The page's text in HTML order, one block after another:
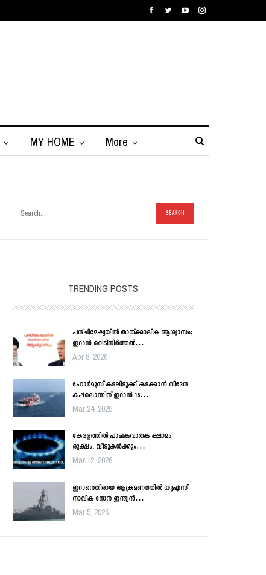
MY HOME More
TRENDING POSTS
പശ്ചിമേഷ്യയിൽ താത്ക്കാലിക ആശ്വാസം;
ഇറാൻ വെടിനിർത്തൽ…
Apr 8, 2026
ഹോർമൂസ് കടലിടുക്ക് കടക്കാൻ വിദേശ
കപ്പലൊന്നിന് ഇറാൻ 18…
Mar 24, 2026
കേരളത്തിൽ പാചകവാതക ക്ഷാമം
രൂക്ഷം: വീടുകൾക്കും…
Mar 12, 2026
ഇറാനെതിരായ ആക്രമണത്തിൽ യുഎസ്
നാവിക സേന ഇന്ത്യൻ…
Mar 5, 2026